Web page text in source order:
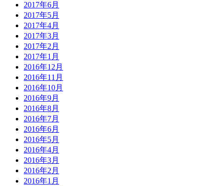
2017年6月
2017年5月
2017年4月
2017年3月
2017年2月
2017年1月
2016年12月
2016年11月
2016年10月
2016年9月
2016年8月
2016年7月
2016年6月
2016年5月
2016年4月
2016年3月
2016年2月
2016年1月